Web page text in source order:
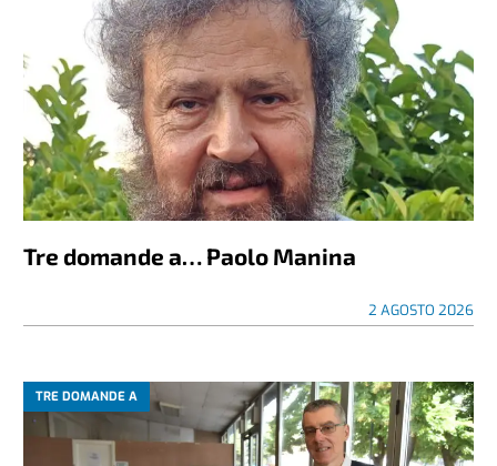
Tre domande a… Paolo Manina
2 AGOSTO 2026
TRE DOMANDE A